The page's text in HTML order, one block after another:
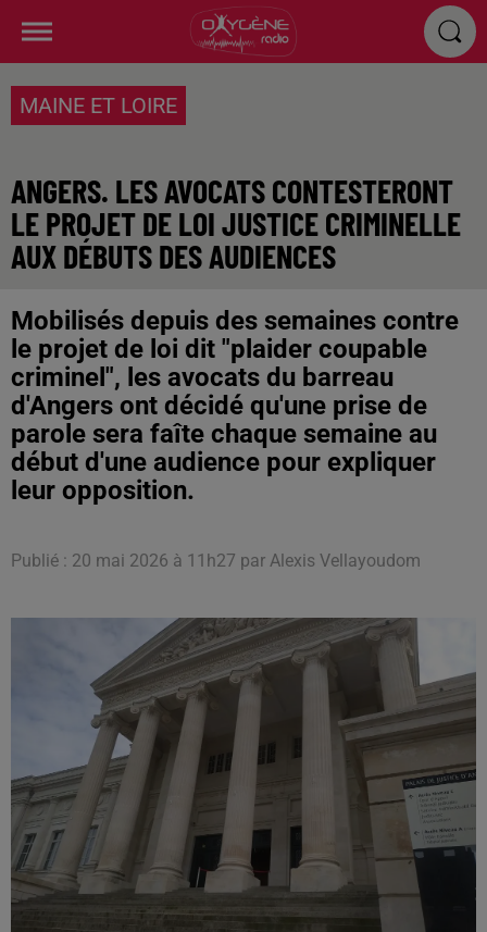
MAINE ET LOIRE
ANGERS. LES AVOCATS CONTESTERONT
LE PROJET DE LOI JUSTICE CRIMINELLE
AUX DÉBUTS DES AUDIENCES
Mobilisés depuis des semaines contre
le projet de loi dit "plaider coupable
criminel", les avocats du barreau
d'Angers ont décidé qu'une prise de
parole sera faîte chaque semaine au
début d'une audience pour expliquer
leur opposition.
Publié : 20 mai 2026 à 11h27 par Alexis Vellayoudom